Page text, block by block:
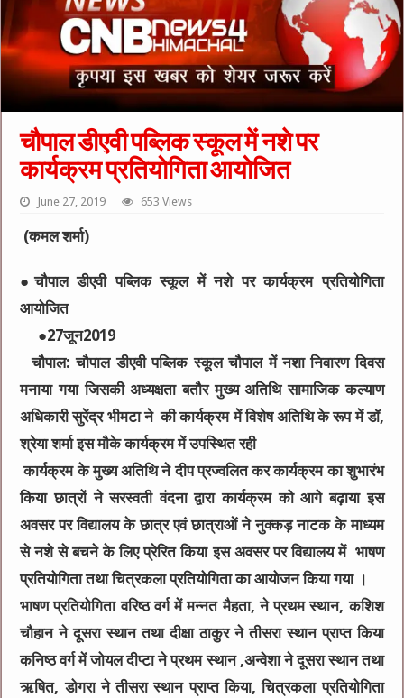
चौपाल डीएवी पब्लिक स्कूल में नशे पर
कार्यक्रम प्रतियोगिता आयोजित
June 27, 2019 653 Views
(कमल शर्मा)
●चौपाल डीएवी पब्लिक स्कूल में नशे पर कार्यक्रम प्रतियोगिता
आयोजित
●27जून2019
चौपाल: चौपाल डीएवी पब्लिक स्कूल चौपाल में नशा निवारण दिवस
मनाया गया जिसकी अध्यक्षता बतौर मुख्य अतिथि सामाजिक कल्याण
अधिकारी सुरेंद्र भीमटा ने की कार्यक्रम में विशेष अतिथि के रूप में डॉ,
श्रेया शर्मा इस मौके कार्यक्रम में उपस्थित रही
कार्यक्रम के मुख्य अतिथि ने दीप प्रज्वलित कर कार्यक्रम का शुभारंभ
किया छात्रों ने सरस्वती वंदना द्वारा कार्यक्रम को आगे बढ़ाया इस
अवसर पर विद्यालय के छात्र एवं छात्राओं ने नुक्कड़ नाटक के माध्यम
से नशे से बचने के लिए प्रेरित किया इस अवसर पर विद्यालय में भाषण
प्रतियोगिता तथा चित्रकला प्रतियोगिता का आयोजन किया गया ।
भाषण प्रतियोगिता वरिष्ठ वर्ग में मन्नत मैहता, ने प्रथम स्थान, कशिश
चौहान ने दूसरा स्थान तथा दीक्षा ठाकुर ने तीसरा स्थान प्राप्त किया
कनिष्ठ वर्ग में जोयल दीप्टा ने प्रथम स्थान ,अन्वेशा ने दूसरा स्थान तथा
ऋषित, डोगरा ने तीसरा स्थान प्राप्त किया, चित्रकला प्रतियोगिता